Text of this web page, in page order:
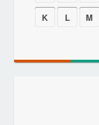
K
L M